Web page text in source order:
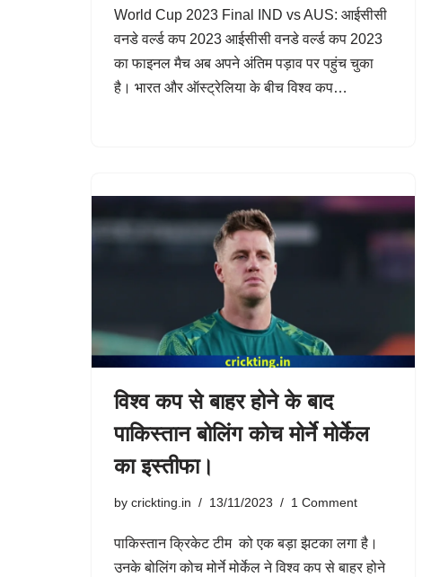
World Cup 2023 Final IND vs AUS: आईसीसी
वनडे वर्ल्ड कप 2023 आईसीसी वनडे वर्ल्ड कप 2023
का फाइनल मैच अब अपने अंतिम पड़ाव पर पहुंच चुका
है। भारत और ऑस्ट्रेलिया के बीच विश्व कप…
विश्व कप से बाहर होने के बाद
पाकिस्तान बोलिंग कोच मोर्ने मोर्केल
का इस्तीफा।
by crickting.in 13/11/2023 1 Comment
पाकिस्तान क्रिकेट टीम को एक बड़ा झटका लगा है।
उनके बोलिंग कोच मोर्ने मोर्केल ने विश्व कप से बाहर होने